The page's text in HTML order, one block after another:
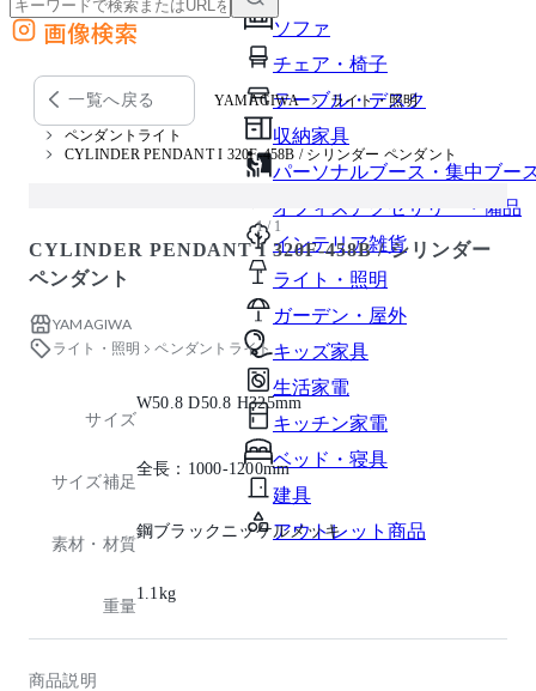
ソファ
チェア・椅子
テーブル・デスク
収納家具
パーソナルブース・集中ブー
オフィスアクセサリー・備品
インテリア雑貨
ライト・照明
ガーデン・屋外
キッズ家具
生活家電
キッチン家電
ベッド・寝具
建具
アウトレット商品
外部サイトの商品をカートに追加
他のサイトで見つけた商品ページのURLを貼り付けて、カートに追加できます
画像検索
一覧へ戻る YAMAGIWA ライト・照明
ペンダントライト
CYLINDER PENDANT I 320F-458B / シリンダー ペンダント
1 / 1
CYLINDER PENDANT I 320F-458B / シリンダー
ペンダント
YAMAGIWA
ライト・照明
ペンダントライト
サイズ
W50.8 D50.8 H325mm
サイズ補足
全長：1000-1200mm
素材・材質
鋼ブラックニッケルメッキ
重量
1.1kg
商品説明